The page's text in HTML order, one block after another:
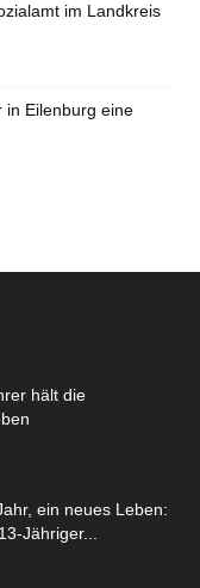
im Landkreis
in Eilenburg eine
hält die
ein neues Leben:
Jähriger...